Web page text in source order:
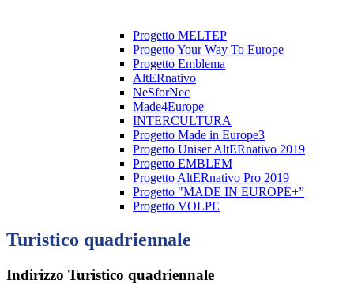
Progetto MELTEP
Progetto Your Way To Europe
Progetto Emblema
AltERnativo
NeSforNec
Made4Europe
INTERCULTURA
Progetto Made in Europe3
Progetto Uniser AltERnativo 2019
Progetto EMBLEM
Progetto AltERnativo Pro 2019
Progetto "MADE IN EUROPE+”
Progetto VOLPE
Turistico quadriennale
Indirizzo Turistico quadriennale